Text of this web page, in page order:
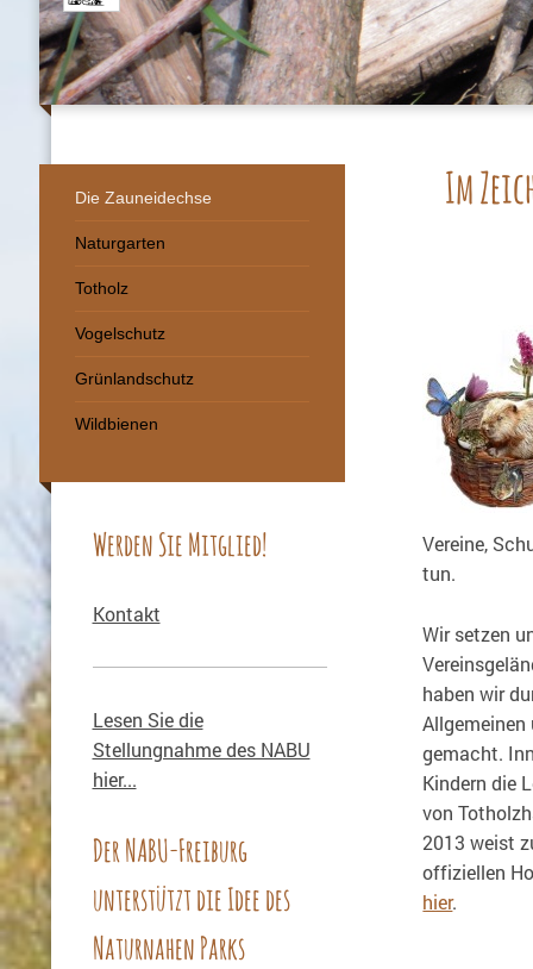
Im
Vereine,
tun.
Wir setzen
haben wir
gemacht.
Kindern die
von
2013 weist
offiziellen
hier.
Die Zauneidechse
Naturgarten
Totholz
Vogelschutz
Grünlandschutz
Wildbienen
Werden Sie Mitglied!
Kontakt
Lesen Sie die
Stellungnahme des NABU
hier...
Der NABU-Freiburg
unterstützt die Idee des
Naturnahen Parks